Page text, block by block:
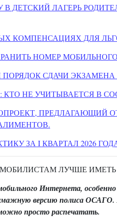
В ДЕТСКИЙ ЛАГЕРЬ
КОМПЕНСАЦИЯХ ДЛЯ
НОМЕР
СДАЧИ
НЕ УЧИТЫВАЕТСЯ В
ПРЕДЛАГАЮЩИЙ
ЗА I КВАРТАЛ 2026
ЛУЧШЕ ИМЕТЬ
Интернета,
версию полиса ОСАГО.
просто распечатать.